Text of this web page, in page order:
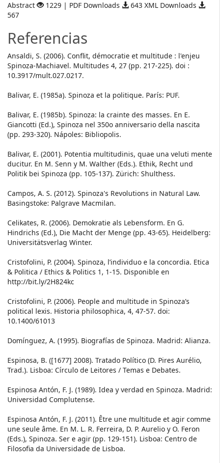
Abstract 1229 | PDF Downloads
643 XML Downloads
567
Referencias
Ansaldi, S. (2006). Conflit, démocratie et multitude : l'enjeu
Spinoza-Machiavel. Multitudes 4, 27 (pp. 217-225). doi :
10.3917/mult.027.0217.
Balivar, E. (1985a). Spinoza et la politique. París: PUF.
Balivar, E. (1985b). Spinoza: la crainte des masses. En E.
Giancotti (Ed.), Spinoza nel 350o anniversario della nascita
(pp. 293-320). Nápoles: Bibliopolis.
Balivar, E. (2001). Potentia multitudinis, quae una veluti mente
ducitur. En M. Senn y M. Walther (Eds.). Ethik, Recht und
Politik bei Spinoza (pp. 105-137). Zürich: Shulthess.
Campos, A. S. (2012). Spinoza's Revolutions in Natural Law.
Basingstoke: Palgrave Macmilan.
Celikates, R. (2006). Demokratie als Lebensform. En G.
Hindrichs (Ed.), Die Macht der Menge (pp. 43-65). Heidelberg:
Universitätsverlag Winter.
Cristofolini, P. (2004). Spinoza, l’individuo e la concordia. Etica
& Politica / Ethics & Politics 1, 1-15. Disponible en
http://bit.ly/2H824kc
Cristofolini, P. (2006). People and multitude in Spinoza’s
political lexis. Historia philosophica, 4, 47-57. doi:
10.1400/61013
Domínguez, A. (1995). Biografías de Spinoza. Madrid: Alianza.
Espinosa, B. ([1677] 2008). Tratado Político (D. Pires Aurélio,
Trad.). Lisboa: Círculo de Leitores / Temas e Debates.
Espinosa Antón, F. J. (1989). Idea y verdad en Spinoza. Madrid:
Universidad Complutense.
Espinosa Antón, F. J. (2011). Être une multitude et agir comme
une seule âme. En M. L. R. Ferreira, D. P. Aurelio y O. Feron
(Eds.), Spinoza. Ser e agir (pp. 129-151). Lisboa: Centro de
Filosofia da Universidade de Lisboa.